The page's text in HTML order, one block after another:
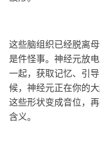
这些脑组织已经脱离
是件怪事。神经元放
一起，获取记忆、引
候，神经元正在你的
这些形状变成音位，
含义。